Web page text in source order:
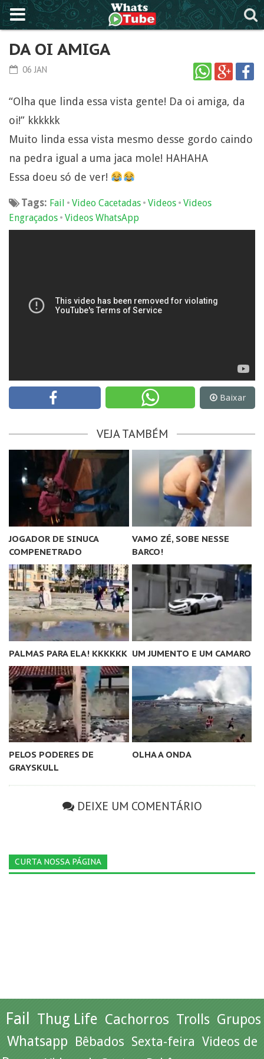
DA OI AMIGA
06 JAN
“Olha que linda essa vista gente! Da oi amiga, da
oi!” kkkkkk
Muito linda essa vista mesmo desse gordo caindo
na pedra igual a uma jaca mole! HAHAHA
Essa doeu só de ver!
Tags: Fail • Video Cacetadas • Videos • Videos
Engraçados • Videos WhatsApp
Baixar
VEJA TAMBÉM
JOGADOR DE SINUCA
COMPENETRADO
VAMO ZÉ, SOBE NESSE
BARCO!
PALMAS PARA ELA! KKKKKK UM JUMENTO E UM CAMARO
PELOS PODERES DE
GRAYSKULL
OLHA A ONDA
DEIXE UM COMENTÁRIO
CURTA NOSSA PÁGINA
Fail Thug Life Cachorros Trolls Grupos
Whatsapp Bêbados Sexta-feira Videos de